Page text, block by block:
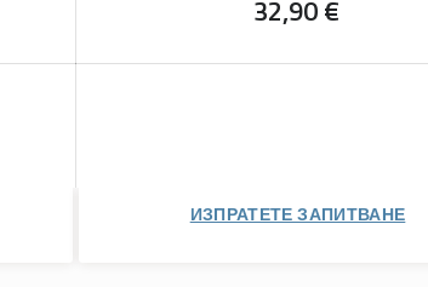
32,90 €
ИЗПРАТЕТЕ ЗАПИТВАНЕ